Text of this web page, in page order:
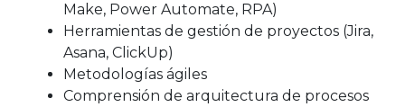
Make, Power Automate, RPA)
Herramientas de gestión de proyectos (Jira,
Asana, ClickUp)
Metodologías ágiles
Comprensión de arquitectura de procesos